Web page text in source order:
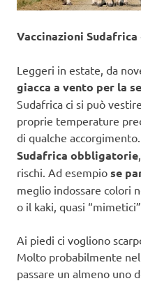
Vaccinazioni
Leggeri in estate, da
giacca a vento per la
Sudafrica ci si può
proprie temperature
di qualche accorgimento.
Sudafrica obbligatorie
rischi. Ad esempio se
meglio indossare colori
o il kaki, quasi “mimetici”.
Ai piedi ci vogliono
Molto probabilmente
passare un almeno uno